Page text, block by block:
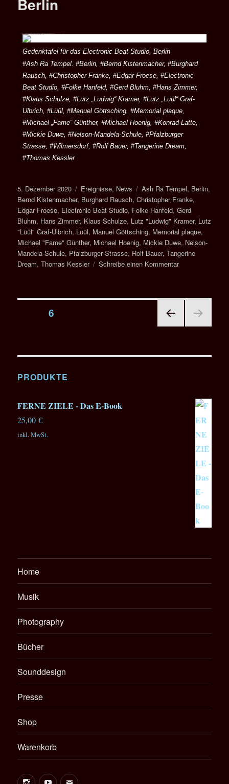
Berlin
Gedenktafel für das Electronic Beat Studio, Berlin
#Ash Ra Tempel. #Berlin, #Bernd Kistenmacher, #Burghard
Rausch, #Christopher Franke, #Edgar Froese, #Electronic
Beat Studio, #Folke Hanfeld, #Gerd Bluhm, #Hans Zimmer,
#Klaus Schulze, #Lutz „Ludwig“ Kramer, #Lutz „Lüül“ Graf-
Ulbrich, #Lüül, #Manuel Göttsching, #Memorial plaque,
#Michael „Fame“ Günther, #Michael Hoenig, #Konrad Latte,
#Mickie Duwe, #Nelson-Mandela-Schule, #Pfalzburger
Strasse, #Wilmersdorf, #Rolf Bauer, #Tangerine Dream,
#Thomas Kessler
5. Dezember 2020 Ereignisse, News Ash Ra Tempel, Berlin,
Bernd Kistenmacher, Burghard Rausch,Christopher Franke,
Edgar Froese, Electronic Beat Studio, Folke Hanfeld,Gerd
Bluhm, Hans Zimmer, Klaus Schulze, Lutz "Ludwig" Kramer, Lutz
"Lüül" Graf-Ulbrich, Lüül, Manuel Göttsching, Memorial plaque,
Michael "Fame" Günther, Michael Hoenig, Mickie Duwe, Nelson-
Mandela-Schule, Pfalzburger Strasse, Rolf Bauer,Tangerine
Dream,Thomas Kessler Schreibe einen Kommentar
SEIT
SEITE6
PRODUKTE
FERNE ZIELE - Das E-Book
25,00€
inkl. MwSt.
Home
Musik
Photography
Bücher
Sounddesign
Presse
Shop
Warenkorb